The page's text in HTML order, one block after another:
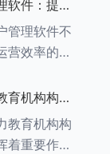
和运营效
略的具体分
软件：提升
管理软件不
营效率的重
以下将详
行业的客户
的参与度。
育机构构建
教育机构构
着重要作